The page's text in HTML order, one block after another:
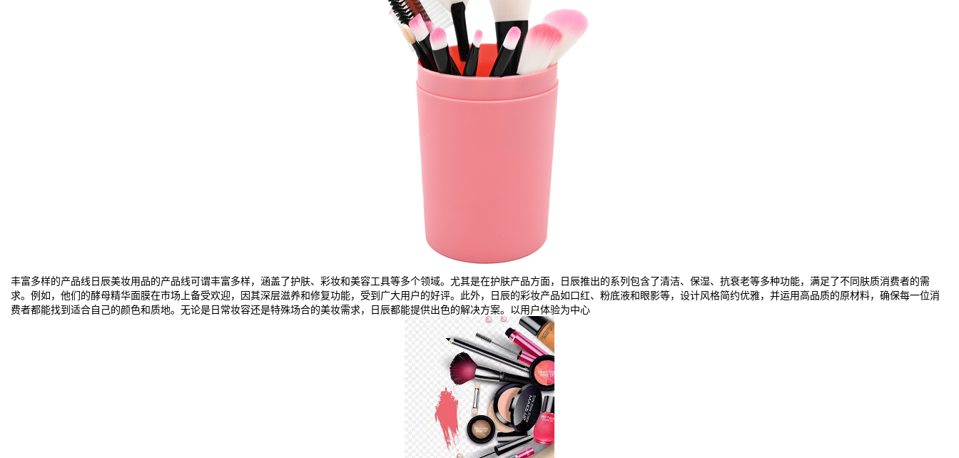
丰富多样的产品线日辰美妆用品的产品线可谓丰富多样，涵盖了护肤、彩妆和美容工具等多个领域。尤其是在护肤产品方面，日辰推出的系列包含了清洁、保湿、抗衰老等多种功能，满足了不同肤质消费者的需
求。例如，他们的酵母精华面膜在市场上备受欢迎，因其深层滋养和修复功能，受到广大用户的好评。此外，日辰的彩妆产品如口红、粉底液和眼影等，设计风格简约优雅，并运用高品质的原材料，确保每一位消
费者都能找到适合自己的颜色和质地。无论是日常妆容还是特殊场合的美妆需求，日辰都能提供出色的解决方案。以用户体验为中心